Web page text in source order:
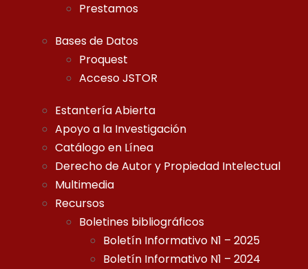
Prestamos
Bases de Datos
Proquest
Acceso JSTOR
Estantería Abierta
Apoyo a la Investigación
Catálogo en Línea
Derecho de Autor y Propiedad Intelectual
Multimedia
Recursos
Boletines bibliográficos
Boletín Informativo N1 – 2025
Boletín Informativo N1 – 2024